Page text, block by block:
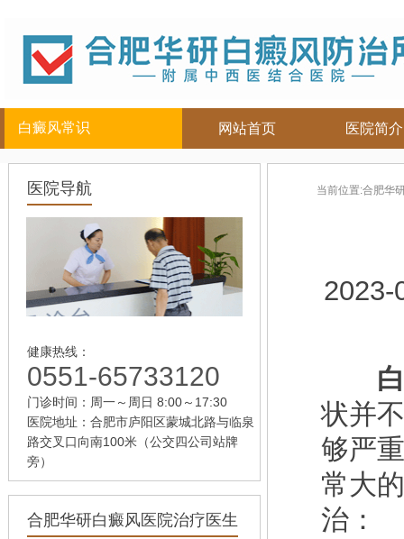
白癜风常识
儿童
女性
老年
头部
背部
网站首页 医院简介
医院导航
健康热线：
0551-65733120
门诊时间：周一～周日 8:00～17:30
医院地址：合肥市庐阳区蒙城北路与临泉
路交叉口向南100米（公交四公司站牌
旁）
合肥华研白癜风医院治疗医生
当前位置:合肥华
2023-
状并
够严
常大
治：